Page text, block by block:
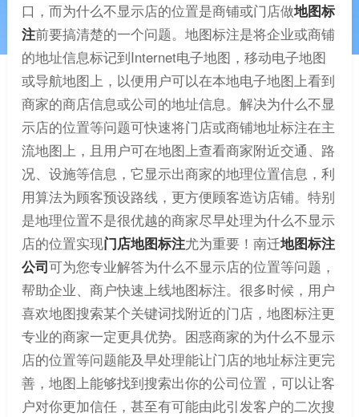
口，而为什么不显示店的位置是商铺或门店做地图标
注前要搞清楚的一个问题。地图标注是将企业或商铺
的地址信息标记到Internet电子地图，移动电子地图
或导航地图上，以便用户可以在本地电子地图上看到
商家的商店信息或公司的地址信息。解决为什么不显
示店的位置等问题可快速将门店或商铺地址标注在主
流地图上，且用户可在地图上查看商家附近交通、路
况、设施等信息，它显示出商家的地理位置信息，利
用算法为顾客预设路线，更方便顾客造访店铺。特别
是地理位置不是很优越的商家尽早处理为什么不显示
店的位置实现门店地图标注尤为重要！南迁地图标注
公司可为您专业解答为什么不显示店的位置等问题，
帮助企业、商户快速上线地图标注。很多时候，用户
喜欢地图搜索某个关键词找附近的门店，地图标注更
专业的商家一定更具优势。困惑商家的为什么不显示
店的位置等问题能及早处理能让门店的地址标注更完
善，地图上能够找到搜索出你的公司位置，可以让客
户对你更加信任，甚至有可能由此引发客户的二次搜